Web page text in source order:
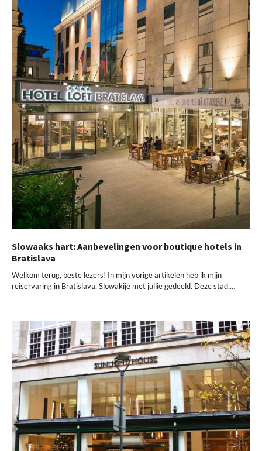
Slowaaks hart: Aanbevelingen voor boutique hotels in
Bratislava
Welkom terug, beste lezers! In mijn vorige artikelen heb ik mijn
reiservaring in Bratislava, Slowakije met jullie gedeeld. Deze stad,…